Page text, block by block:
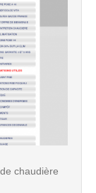
chaudière